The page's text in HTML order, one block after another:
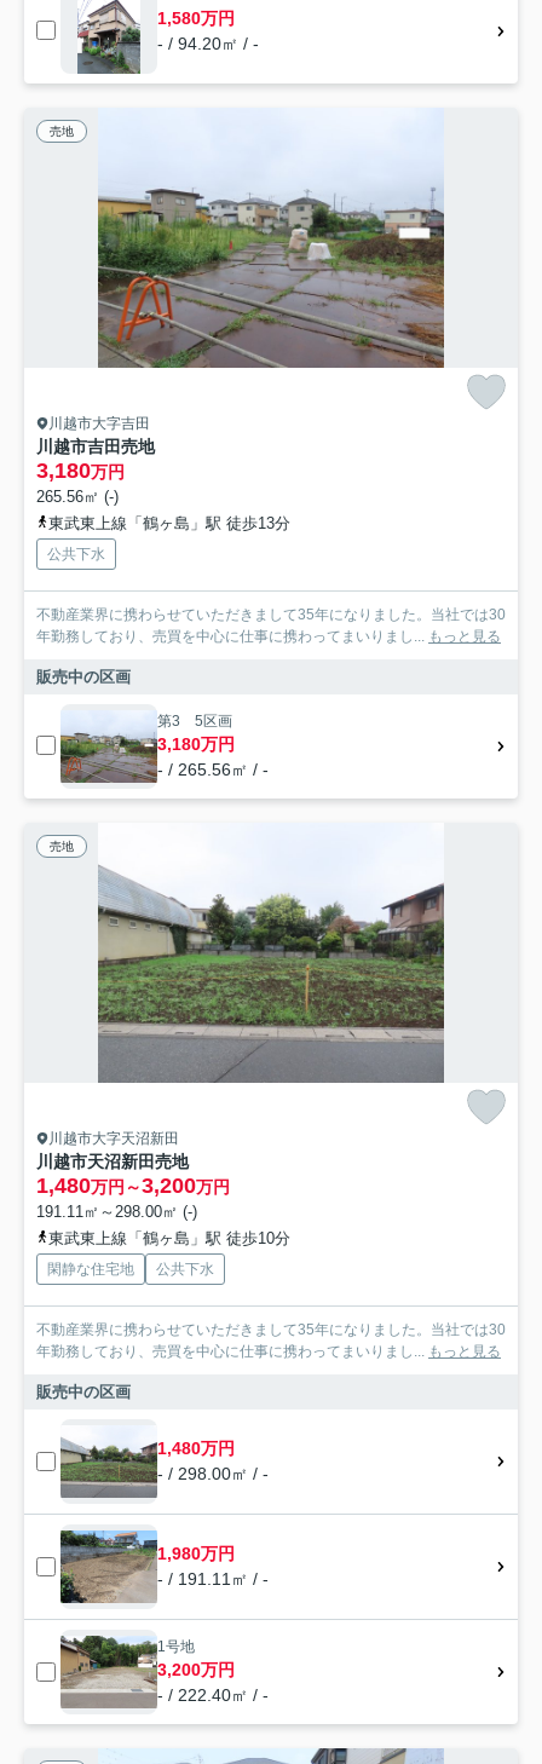
1,580万円
- / 94.20㎡ / -
売地
川越市大字吉田
川越市吉田売地
3,180万円
265.56㎡ (-)
東武東上線「鶴ヶ島」駅 徒歩13分
公共下水
不動産業界に携わらせていただきまして35年になりました。当社では30
年勤務しており、売買を中心に仕事に携わってまいりまし... もっと見る
販売中の区画
第3 5区画
3,180万円
- / 265.56㎡ / -
売地
川越市大字天沼新田
川越市天沼新田売地
1,480万円～3,200万円
191.11㎡～298.00㎡ (-)
東武東上線「鶴ヶ島」駅 徒歩10分
閑静な住宅地 公共下水
不動産業界に携わらせていただきまして35年になりました。当社では30
年勤務しており、売買を中心に仕事に携わってまいりまし... もっと見る
販売中の区画
1,480万円
- / 298.00㎡ / -
1,980万円
- / 191.11㎡ / -
1号地
3,200万円
- / 222.40㎡ / -